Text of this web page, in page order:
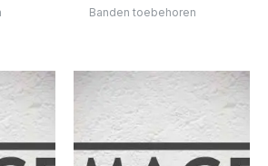
Banden toebehoren